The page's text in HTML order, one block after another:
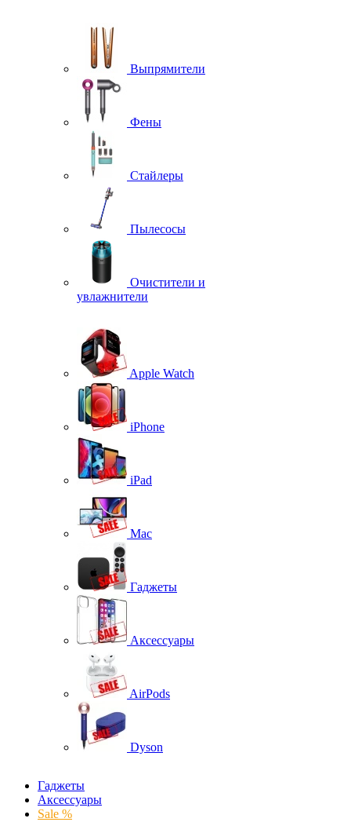
Выпрямители
Фены
Стайлеры
Пылесосы
Очистители и
увлажнители
Apple Watch
iPhone
iPad
Mac
Гаджеты
Аксессуары
AirPods
Dyson
Гаджеты
Аксессуары
Sale %